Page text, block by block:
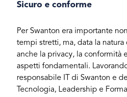
Sicuro e conforme
Per Swanton era importante
tempi stretti, ma, data la
anche la privacy, la conformità
aspetti fondamentali.
responsabile IT di Swanton e
Tecnologia, Leadership e